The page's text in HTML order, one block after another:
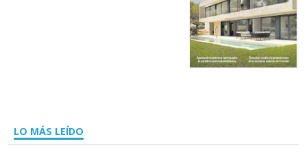
LO MÁS LEÍDO